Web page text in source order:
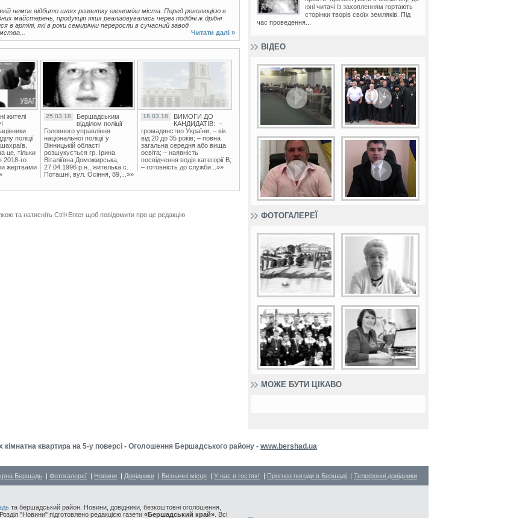
немов відбито шлях розвитку економіки міста. Перед революцією в
майстерень, продукція яких реалізовувалась через подібні ж дрібні
в артілі, які в роки семирічки переросли в сучасний завод
Читати далі »
жителі
поліції
це, тільки
2018-го
жертвами
25.03.18
Бершадським
відділом поліції
Головного управління
національної поліції у
Вінницькій області
розшукується гр. Ірина
Віталіївна Доможирська,
27.04.1996 р.н., жителька с.
Поташні, вул. Осіння, 89,...»»
18.03.18
ВИМОГИ ДО
КАНДИДАТІВ: –
громадянство України; – вік
від 20 до 35 років; – повна
загальна середня або вища
освіта; – наявність
посвідчення водія категорії В;
– готовність до служби...»»
та натисніть Ctrl+Enter щоб повідомити про це редакцію
юні читачі із захопленням гортають
сторінки творів своїх земляків. Під
час проведення...
ВІДЕО
ФОТОГАЛЕРЕЇ
МОЖЕ БУТИ ЦІКАВО
кімнатна квартира на 5-у поверсі - Оголошення Бершадського району - www.bershad.ua
Бершадь | Фотогалереї | Новини | Довідники | Визначні місця | У нас в гостях! | Прогноз погоди в Бершаді | Телефонні довідники
та бершадський район. Новини, довідники, безкоштовні оголошення,
"Новини" підготовлено редакцією газети «Бершадський край» . Всі